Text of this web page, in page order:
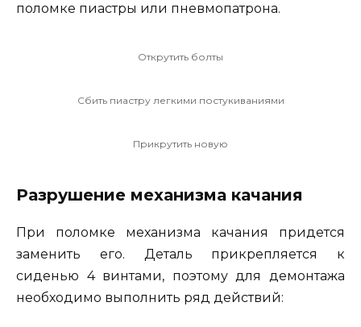
поломке пиастры или пневмопатрона.
Открутить болты
Сбить пиастру легкими постукиваниями
Прикрутить новую
Разрушение механизма качания
При поломке механизма качания придется
заменить его. Деталь прикрепляется к
сиденью 4 винтами, поэтому для демонтажа
необходимо выполнить ряд действий: